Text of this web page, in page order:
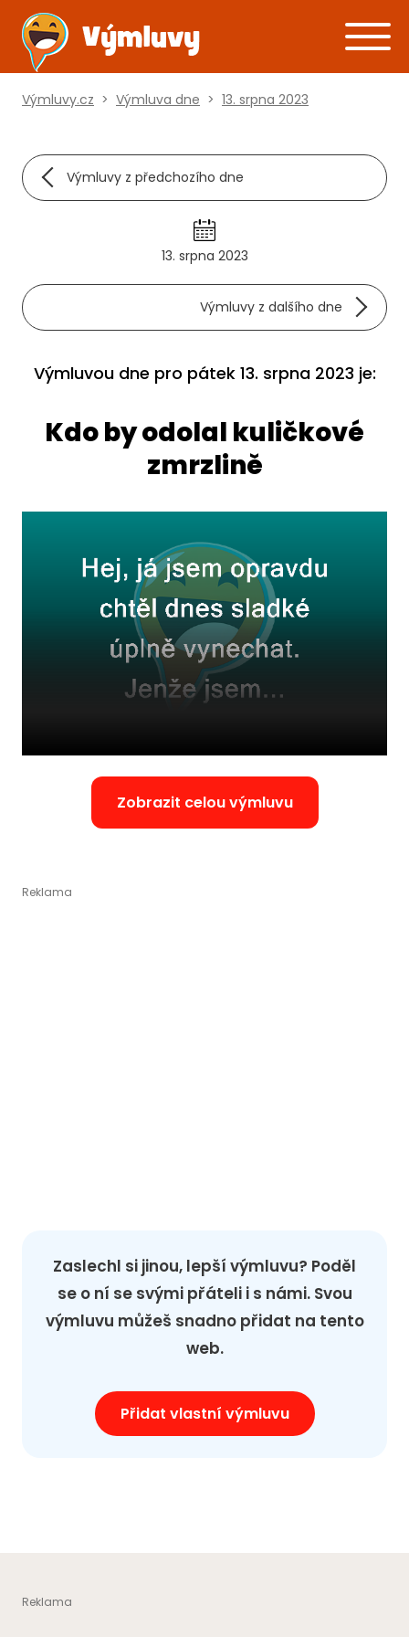
Výmluvy.cz > Výmluva dne > 13. srpna 2023
Výmluvy z předchozího dne
13. srpna 2023
Výmluvy z dalšího dne
Výmluvou dne pro pátek 13. srpna 2023 je:
Kdo by odolal kuličkové
zmrzlině
Zobrazit celou výmluvu
Zaslechl si jinou, lepší výmluvu? Poděl
se o ní se svými přáteli i s námi. Svou
výmluvu můžeš snadno přidat na tento
web.
Přidat vlastní výmluvu